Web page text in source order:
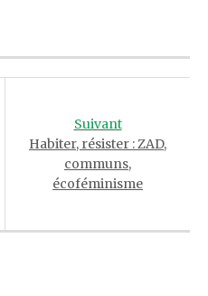
Suivant
Habiter, résister : ZAD,
communs,
écoféminisme